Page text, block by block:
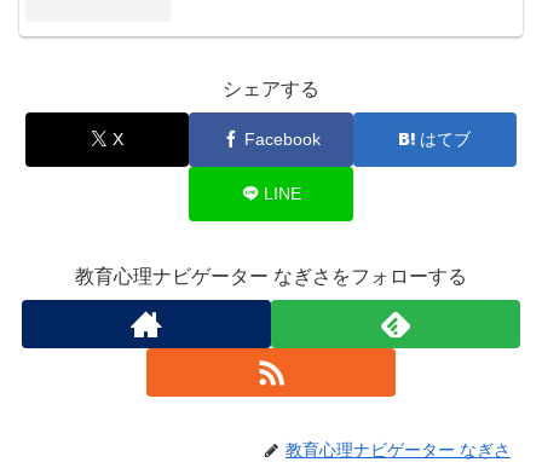
シェアする
X Facebook はてブ
LINE
教育心理ナビゲーター なぎさをフォローする
教育心理ナビゲーター なぎさ